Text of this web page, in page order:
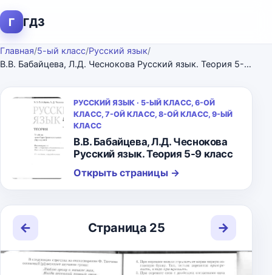
Г ГДЗ
Главная/5-ый класс/Русский язык/
В.В. Бабайцева, Л.Д. Чеснокова Русский язык. Теория 5-9 класс
РУССКИЙ ЯЗЫК · 5-ЫЙ КЛАСС, 6-ОЙ
КЛАСС, 7-ОЙ КЛАСС, 8-ОЙ КЛАСС, 9-ЫЙ
КЛАСС
В.В. Бабайцева, Л.Д. Чеснокова
Русский язык. Теория 5-9 класс
Открыть страницы →
← Страница 25 →